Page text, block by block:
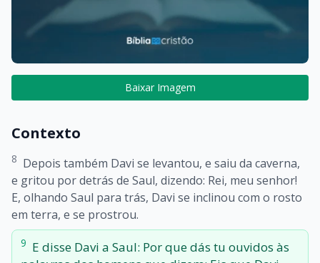
Baixar Imagem
Contexto
8 Depois também Davi se levantou, e saiu da caverna,
e gritou por detrás de Saul, dizendo: Rei, meu senhor!
E, olhando Saul para trás, Davi se inclinou com o rosto
em terra, e se prostrou.
9 E disse Davi a Saul: Por que dás tu ouvidos às